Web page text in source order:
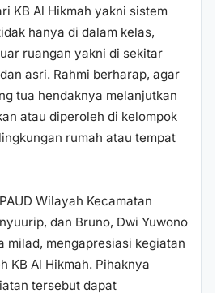
KB Al Hikmah yakni sistem
hanya di dalam kelas,
ruangan yakni di sekitar
asri. Rahmi berharap, agar
tua hendaknya melanjutkan
atau diperoleh di kelompok
rumah atau tempat
Wilayah Kecamatan
dan Bruno, Dwi Yuwono
milad, mengapresiasi kegiatan
KB Al Hikmah. Pihaknya
tersebut dapat